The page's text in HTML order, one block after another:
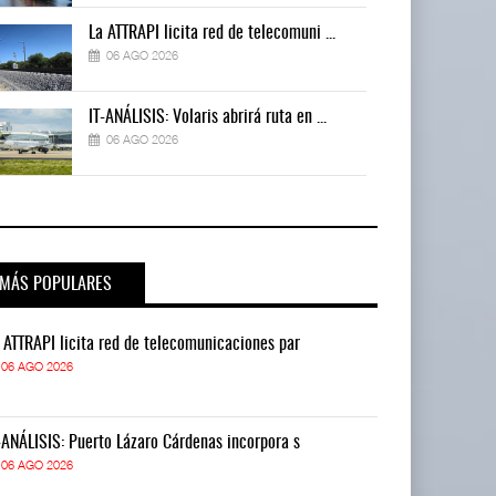
La ATTRAPI licita red de telecomuni ...
06 AGO 2026
IT-ANÁLISIS: Volaris abrirá ruta en ...
06 AGO 2026
MÁS POPULARES
ATTRAPI licita red de telecomunicaciones par
06 AGO 2026
ANÁLISIS: Puerto Lázaro Cárdenas incorpora s
06 AGO 2026